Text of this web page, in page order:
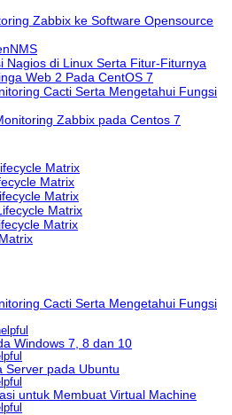
Zabbix ke Software Opensource
Nagios di Linux Serta Fitur-Fiturnya
Web 2 Pada CentOS 7
Cacti Serta Mengetahui Fungsi
Zabbix pada Centos 7
Matrix
Matrix
Matrix
Matrix
Matrix
Cacti Serta Mengetahui Fungsi
Windows 7, 8 dan 10
Server pada Ubuntu
untuk Membuat Virtual Machine